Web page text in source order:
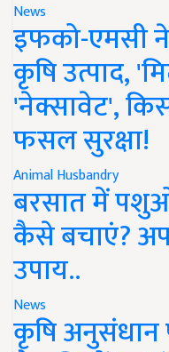
News
इफको-एमसी
कृषि उत्पाद,
'नेक्सावेट',
फसल सुरक्षा!
Animal Husbandry
बरसात में पशुओं
कैसे बचाएं?
उपाय..
News
कृषि अनुसंधान